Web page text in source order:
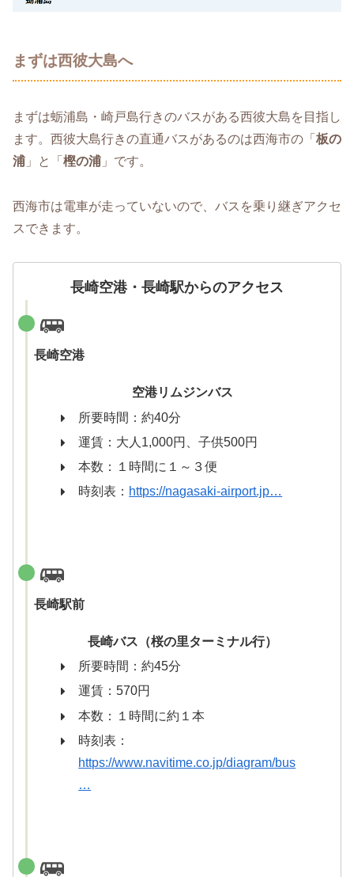
まずは西彼大島へ
まずは蛎浦島・崎戸島行きのバスがある西彼大島を目指し
ます。西彼大島行きの直通バスがあるのは西海市の「 板の
浦 」と「 樫の浦 」です。
西海市は電車が走っていないので、バスを乗り継ぎアクセ
スできます。
長崎空港・長崎駅からのアクセス
長崎空港
空港リムジンバス
所要時間：約40分
運賃：大人1,000円、子供500円
本数：１時間に１～３便
時刻表： https://nagasaki-airport.jp…
長崎駅前
長崎バス（桜の里ターミナル行）
所要時間：約45分
運賃：570円
本数：１時間に約１本
時刻表：
https://www.navitime.co.jp/diagram/bus
…